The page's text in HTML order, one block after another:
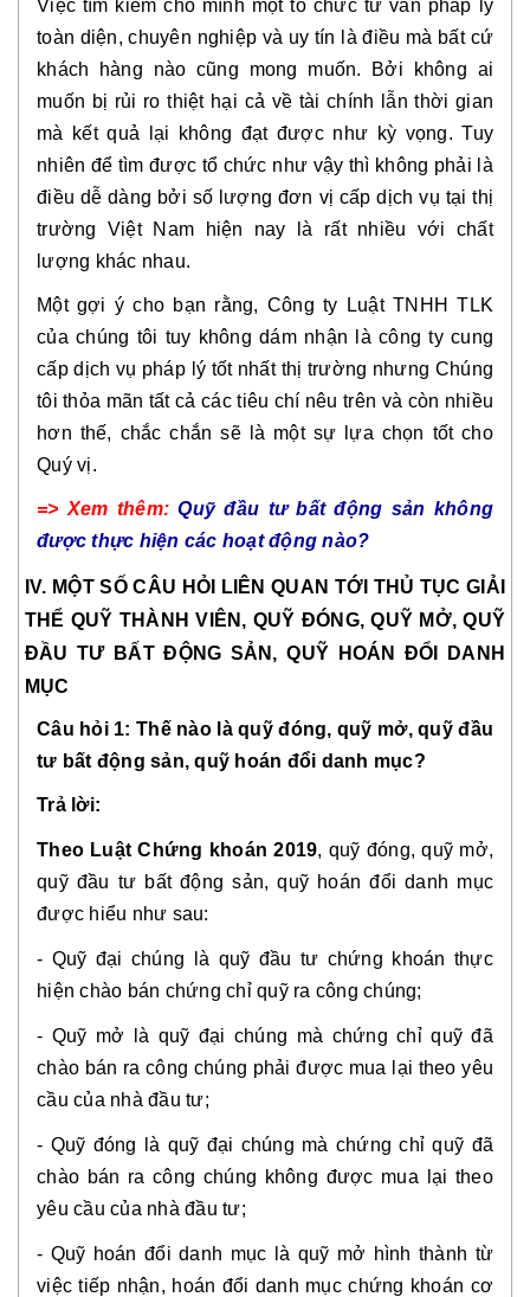
Việc tìm kiếm cho mình một tổ chức tư vấn pháp lý
toàn diện, chuyên nghiệp và uy tín là điều mà bất cứ
khách hàng nào cũng mong muốn. Bởi không ai
muốn bị rủi ro thiệt hại cả về tài chính lẫn thời gian
mà kết quả lại không đạt được như kỳ vọng. Tuy
nhiên để tìm được tổ chức như vậy thì không phải là
điều dễ dàng bởi số lượng đơn vị cấp dịch vụ tại thị
trường Việt Nam hiện nay là rất nhiều với chất
lượng khác nhau.
Một gợi ý cho bạn rằng, Công ty Luật TNHH TLK
của chúng tôi tuy không dám nhận là công ty cung
cấp dịch vụ pháp lý tốt nhất thị trường nhưng Chúng
tôi thỏa mãn tất cả các tiêu chí nêu trên và còn nhiều
hơn thế, chắc chắn sẽ là một sự lựa chọn tốt cho
Quý vị.
=> Xem thêm:Quỹ đầu tư bất động sản không
được thực hiện các hoạt động nào?
IV. MỘT SỐ CÂU HỎI LIÊN QUAN TỚI THỦ TỤC GIẢI
THỂ QUỸ THÀNH VIÊN, QUỸ ĐÓNG, QUỸ MỞ, QUỸ
ĐẦU TƯ BẤT ĐỘNG SẢN, QUỸ HOÁN ĐỔI DANH
MỤC
Câu hỏi 1: Thế nào là quỹ đóng, quỹ mở, quỹ đầu
tư bất động sản, quỹ hoán đổi danh mục?
Trả lời:
Theo Luật Chứng khoán 2019, quỹ đóng, quỹ mở,
quỹ đầu tư bất động sản, quỹ hoán đổi danh mục
được hiểu như sau:
- Quỹ đại chúng là quỹ đầu tư chứng khoán thực
hiện chào bán chứng chỉ quỹ ra công chúng;
- Quỹ mở là quỹ đại chúng mà chứng chỉ quỹ đã
chào bán ra công chúng phải được mua lại theo yêu
cầu của nhà đầu tư;
- Quỹ đóng là quỹ đại chúng mà chứng chỉ quỹ đã
chào bán ra công chúng không được mua lại theo
yêu cầu của nhà đầu tư;
- Quỹ hoán đổi danh mục là quỹ mở hình thành từ
việc tiếp nhận, hoán đổi danh mục chứng khoán cơ